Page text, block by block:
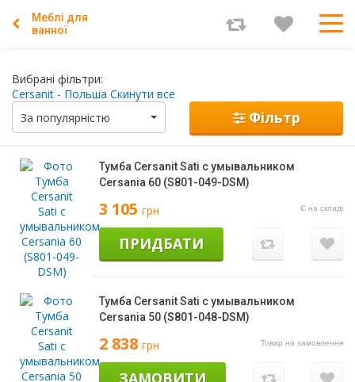
Меблі для
ванної
Вибрані фільтри:
Cersanit - Польша Скинути все
За популярністю
Фільтр
Тумба Cersanit Sati с умывальником
Cersania 60 (S801-049-DSM)
3 105 грн Є на складі
ПРИДБАТИ
Тумба Cersanit Sati с умывальником
Cersania 50 (S801-048-DSM)
2 838 грн Товар на замовлення
ЗАМОВИТИ